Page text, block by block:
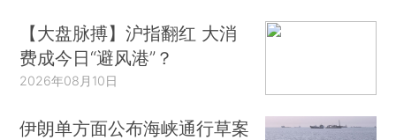
【大盘脉搏】沪指翻红 大消
费成今日“避风港”？
2026年08月10日
伊朗单方面公布海峡通行草案